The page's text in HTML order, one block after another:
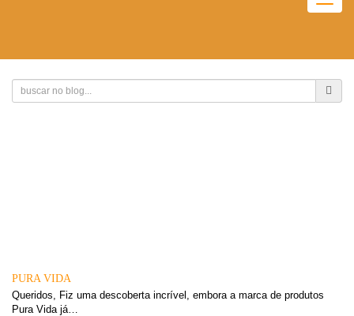
PURA VIDA
Queridos, Fiz uma descoberta incrível, embora a marca de produtos
Pura Vida já…